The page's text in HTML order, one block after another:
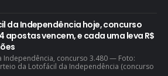
da Independência hoje, concurso
apostas vencem, e cada uma leva R$
Independência, concurso 3.480 — Foto:
da Lotofácil da Independência (concurso